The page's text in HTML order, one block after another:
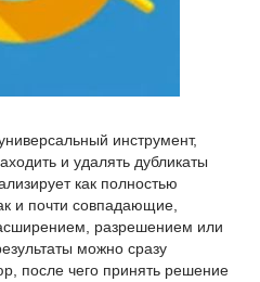
инструмент,
и удалять дубликаты
как полностью
и почти совпадающие,
разрешением или
можно сразу
после чего принять решение